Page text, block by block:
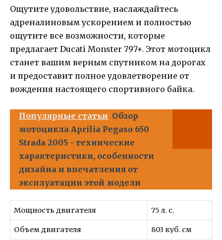
Ощутите удовольствие, наслаждайтесь
адреналиновым ускорением и полностью
ощутите все возможности, которые
предлагает Ducati Monster 797+. Этот мотоцикл
станет вашим верным спутником на дорогах
и предоставит полное удовлетворение от
вождения настоящего спортивного байка.
Популярные статьи Обзор
мотоцикла Aprilia Pegaso 650
Strada 2005 - технические
характеристики, особенности
дизайна и впечатления от
эксплуатации этой модели
Мощность двигателя 75 л. с.
Объем двигателя 803 куб. см